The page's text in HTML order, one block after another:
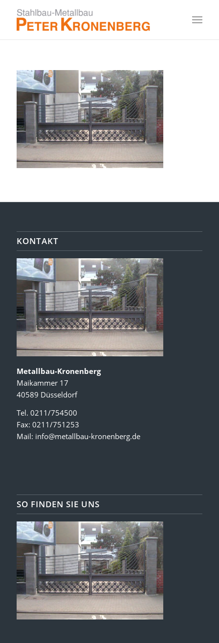
KONTAKT
Metallbau-Kronenberg
Maikammer 17
40589 Düsseldorf
Tel. 0211/754500
Fax: 0211/751253
Mail: info@metallbau-kronenberg.de
SO FINDEN SIE UNS